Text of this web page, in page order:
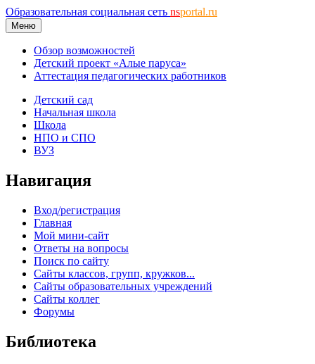
Образовательная социальная сеть nsportal.ru
Меню
Обзор возможностей
Детский проект «Алые паруса»
Аттестация педагогических работников
Детский сад
Начальная школа
Школа
НПО и СПО
ВУЗ
Навигация
Вход/регистрация
Главная
Мой мини-сайт
Ответы на вопросы
Поиск по сайту
Сайты классов, групп, кружков...
Сайты образовательных учреждений
Сайты коллег
Форумы
Библиотека